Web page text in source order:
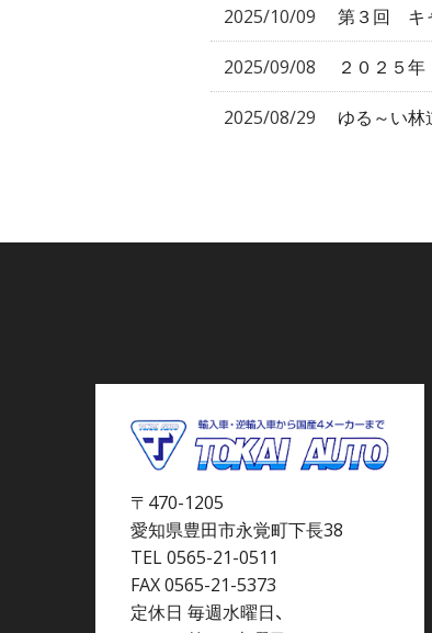
2025/10/09
第３回 キ
2025/09/08
２０２５
2025/08/29
ゆる～い
〒470-1205
愛知県豊田市永覚町下長38
TEL 0565-21-0511
FAX 0565-21-5373
定休日 毎週水曜日、